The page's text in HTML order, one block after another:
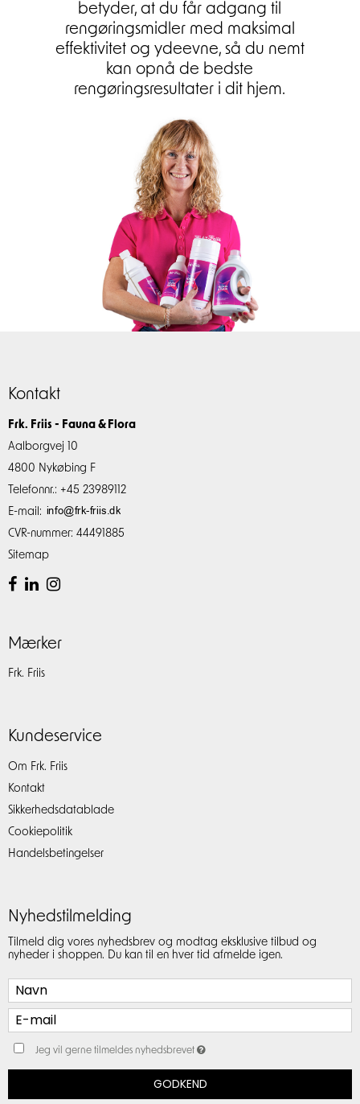
betyder, at du får adgang til
rengøringsmidler med maksimal
effektivitet og ydeevne, så du nemt
kan opnå de bedste
rengøringsresultater i dit hjem.
Kontakt
Frk. Friis - Fauna & Flora
Aalborgvej 10
4800 Nykøbing F
Telefonnr.: +45 23989112
E-mail :
CVR-nummer: 44491885
Sitemap
Mærker
Frk. Friis
Kundeservice
Om Frk. Friis
Kontakt
Sikkerhedsdatablade
Cookiepolitik
Handelsbetingelser
Nyhedstilmelding
Tilmeld dig vores nyhedsbrev og modtag eksklusive tilbud og
nyheder i shoppen. Du kan til en hver tid afmelde igen.
Jeg vil gerne tilmeldes nyhedsbrevet
GODKEND